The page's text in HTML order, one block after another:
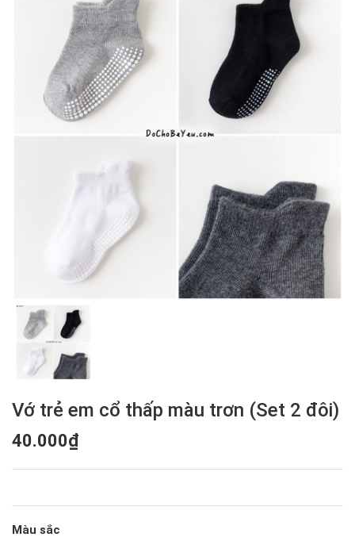
Vớ trẻ em cổ thấp màu trơn (Set 2 đôi)
40.000₫
Màu sắc